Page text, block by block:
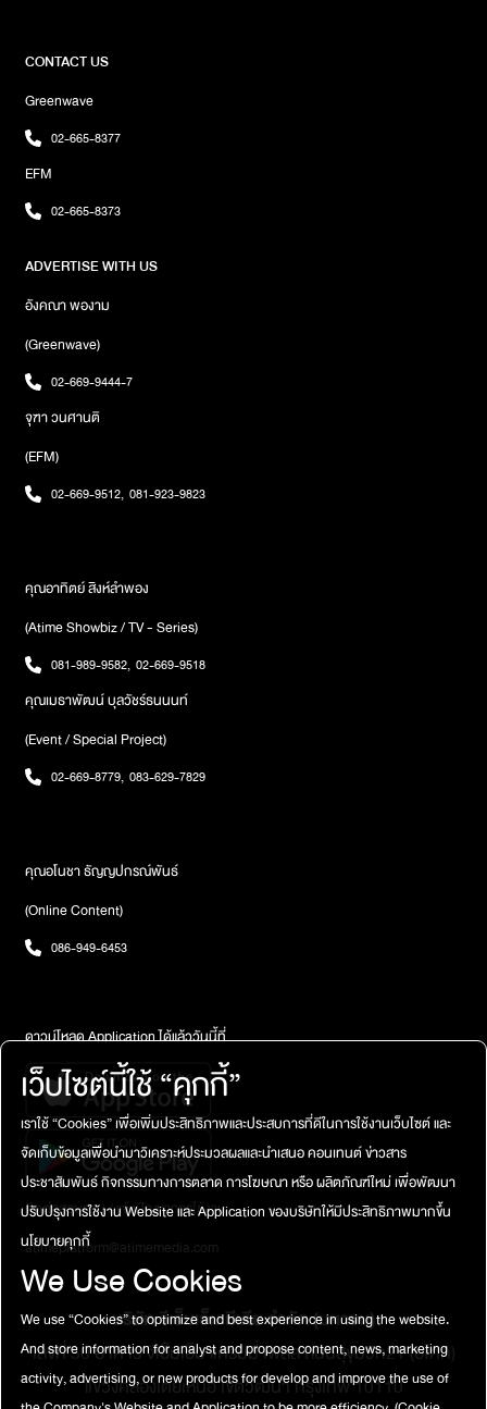
โชคลาภจากการเสี่ยงโชคความรัก เพื่อนของคุณจะมีบทบาทในความรัก
เอง หรือมีเพื่อนเก่ากลับมาพูดคุยพูสัมพันธ์กับคุณในเดือนนี้ ลัคนาราศี
เมถุนการงาน เกิดการเปลี่ยนแปลงผลิกชีวิตครั้งใหญ่ในรอบ 12 ปี
ครอบครัว เงินมรดก การเงินมีสภาพคล่องความรัก คนโสดช่วงนี้จะชุ่ม
ชื่นหัวใจ เพราะจะมีคนเข้ามาจีบ ส่วนคนมีคู่ ก็เป็นช่วงที่ลงหลักปักฐาน มี
รื่น โดยเฉพาะงานต่างประเทศ งานโฆษณาการประชาสัมพันธ์ ส่วน
พนักงานออฟฟิศอาจจะเหนื่อยหน่อย แต่ได้โอกาสที่ดีเพิ่มขึ้นการเงิน
อยู่ในเกณฑ์ที่ดี แต่อาจเสียเงินกับการทำเอกสารสัญญา การลงทุน หรือ
การเดินทางไกล ไปต่างประเทศ ต่างจังหวัด แต่ปลายเดือนจะมีโชคลาภ
มาคืนดี สำหรับคนโสด มีโอกาสความรักดีๆ เข้ามาแต่ติดอุปสรรคระยะ
ทาง ลัคนาราศีสิงห์การงาน บางคนอาจจะโดนพักงาน ตกงาน หรืออยู่
หากเป็นงานรับจ้างชั่วคราวจะเป็นผลดีมากกว่าการเงิน อยู่ในจุดที่
กระเป๋าเงินรั่ว มีค่าใช้จ่ายยิปย่อย หรือค่าใช้จ่ายในการเดินทาง แต่ช่วง
หยิบจับอะไรก็ผิดที่ผิดทาง ท้อแท้ ลำบากใจในเรื่องงาน แต่ช่วงกลาง
ตำแหน่งการเงิน อยู่ในจุดที่รายจ่ายมากกว่ารายได้ ต้องเสียเงินไปกับ
เรื่องที่ตนเองไม่ได้รับประโยชน์ ระวังการยืมเงิน และการลงทุนร่วมกับผู้
อื่นความรัก คนมีคู่ อยู่ในจุดมืดบอดมองคนผิด รักคนผิด ระวังการเป็น
มือที่สามโดยไม่รู้ตัว ส่วนคนโสด อย่าพึ่งหาความรักในช่วงเดือนนี้
อึดอัดใจในที่ทำงาน ระวังคำพูด จะทำให้บรรยายกาศในที่ทำงานไม่ดี
ลักษณะงานจะต้องแข่งขัน พยายามมากขึ้น ถึงคุรจะอยู่ในสายตาผู้ใหญ่
คนมีคู่ มีเกณฑ์ที่คู่จะช่วยคุณในเรื่องงานหรือคำปรึกษา ระวังปากเสียง
การทำงาน มีอุปสรรคและศัตรูไม่รู้ตัว แต่ในช่วงกลางเดือนเป็นต้นไป
อุปสรรคจะคลี่คลาย และราบรื่นการเงิน อยู่ในช่วงหมุนเงินหนัก ต้องระวัง
คุณ ส่วนคนมีคู่ จะมีข่าวดีเรื่องงานวิวาห์ แต่ระวังเด็กเข้ามาอ่อย ลัคนา
ราศีธนูการงาน ติดขัด เกิดการผิดพลาดในสิ่งเล็กน้อย ระวังการมีปาก
เสียง การแตกหักกับหุ้นส่วน แต่กลางเดือนเป็นต้นไป การงานจะมีทิศทาง
ที่ดีขึ้นการเงิน มีทิสทางที่ดี และโอกาสที่เงินเข้ามา แต่มีเกณฑ์ได้ซื้อของ
ใหญ่ในเดือนนี้ และต้องคอยบริหารจัดการเรื่องการเงินให้ดีความรัก มี
เสน่ห์มากในช่วงกลางเดือนเป็นต้นไป คนโสดจะมีคนเข้ามาพูดจารื่นหู
ทำให้คุณอิ่มเอมใจ ส่วนคนมีคู่ หรือมีครอบครัวอยู่ในจุดที่ความรักจะดี
มากขึ้น ลัคนาราศีมังกรการงาน อยู่ในจุดที่ก้าวหน้า มีความรับผิดชอบ
เพิ่มขึ้น เพราะความสามารถที่โดดเด่น และอาจจะมีการปรับตำแหน่ง
ระวังการใช้คำพูดและการเข้าใจผิดการเงิน ใช้จ่ายเงินกับความสุข ความ
บันเทิงต่าง ๆ และมีเกณฑ์ได้ของชิ้นใหญ่ เช่น บ้าน รถ และห้ามให้เพื่อยืม
เครื่องแบบ หรือคนที่ครอบครัวจัดหาให้ คนมีคู่ ต้องใช้ภาษาดอกไม้
เพราะจะมีปากเสียงกับคนรัก ลัคนาราศีกุมภ์การงาน มีอุปสรรค เหนื่อย
ใจกับการทำงาน มีศัตรูโดยไม่รู้ตัว ระวังคำพูด และการมีปากเสียงการ
เงิน ต้องแบกรับค่าใช้จ่ายที่จะเข้ามา มีโอกาสที่จะเป็นหนี้สิน จากการซื้อ
CONTACT US
Greenwave
02-665-8377
EFM
02-665-8373
ADVERTISE WITH US
อังคณา พองาม
(Greenwave)
02-669-9444-7
จุฑา วนศานติ
(EFM)
02-669-9512, 081-923-9823
คุณอาทิตย์ สิงห์ลำพอง
(Atime Showbiz / TV - Series)
081-989-9582, 02-669-9518
คุณเมธาพัฒน์ บุลวัชร์ธนนนท์
(Event / Special Project)
02-669-8779, 083-629-7829
คุณอโนชา ธัญญปกรณ์พันธ์
(Online Content)
086-949-6453
ดาวน์โหลด Application ได้แล้ววันนี้ที่
ติดต่อสอบถาม / แจ้งปัญหาการใช้งาน
atimeplatform@atimemedia.com
บริษัท จีเอ็มเอ็ม มีเดีย จำกัด (มหาชน)
เลขที่ 50 อาคาร จีเอ็มเอ็ม แกรมมี่ เพลส ถนนสุขุมวิท21 (อโศก)
แขวงคลองเตยเหนือ เขตวัฒนา กรุงเทพ 10110
เว็บไซต์นี้ใช้ “คุกกี้”
เราใช้ “Cookies” เพื่อเพิ่มประสิทธิภาพและประสบการที่ดีในการใช้งานเว็บไซต์ และ
จัดเก็บข้อมูลเพื่อนำมาวิเคราะห์ประมวลผลและนำเสนอ คอนเทนต์ ข่าวสาร
ประชาสัมพันธ์ กิจกรรมทางการตลาด การโฆษณา หรือ ผลิตภัณฑ์ใหม่ เพื่อพัฒนา
ปรับปรุงการใช้งาน Website และ Application ของบริษัทให้มีประสิทธิภาพมากขึ้น
นโยบายคุกกี้
We Use Cookies
We use “Cookies” to optimize and best experience in using the website.
And store information for analyst and propose content, news, marketing
activity, advertising, or new products for develop and improve the use of